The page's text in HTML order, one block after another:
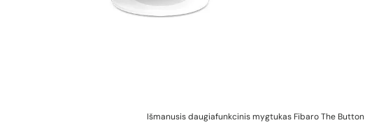
Išmanusis daugiafunkcinis mygtukas Fibaro The Button